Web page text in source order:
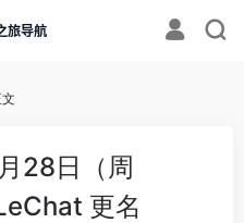
28日（周
更名